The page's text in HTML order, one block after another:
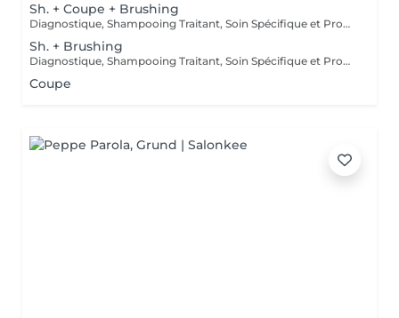
Sh. + Coupe + Brushing
Diagnostique, Shampooing Traitant, Soin Spécifique et Produits Coiffants inclus
Sh. + Brushing
Diagnostique, Shampooing Traitant, Soin Spécifique et Produits Coiffants inclus
Coupe